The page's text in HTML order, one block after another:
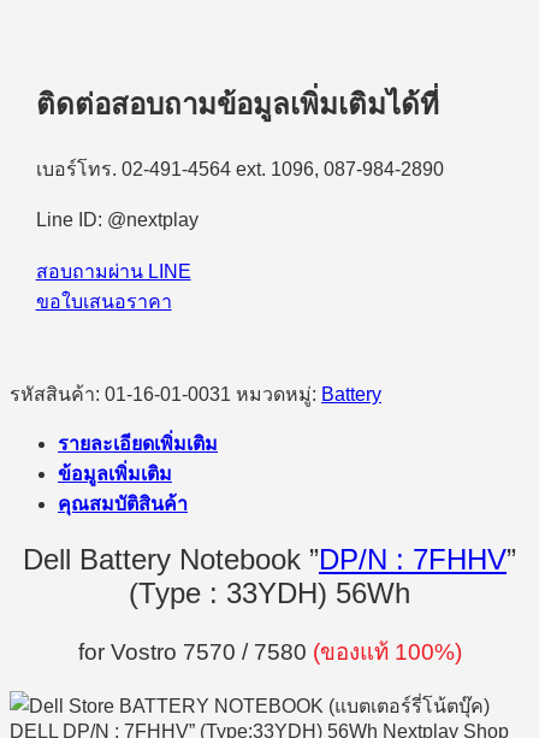
ติดต่อสอบถามข้อมูลเพิ่มเติมได้ที่
เบอร์โทร. 02-491-4564 ext. 1096, 087-984-2890
Line ID: @nextplay
สอบถามผ่าน LINE
ขอใบเสนอราคา
รหัสสินค้า: 01-16-01-0031 หมวดหมู่: Battery
รายละเอียดเพิ่มเติม
ข้อมูลเพิ่มเติม
คุณสมบัติสินค้า
Dell Battery Notebook ”DP/N : 7FHHV”
(Type : 33YDH) 56Wh
for Vostro 7570 / 7580 (ของแท้ 100%)